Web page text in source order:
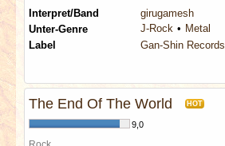
Interpret/Band
girugamesh
Unter-Genre
J-Rock
Metal
Label
Gan-Shin Records
The End Of The World HOT
9,0